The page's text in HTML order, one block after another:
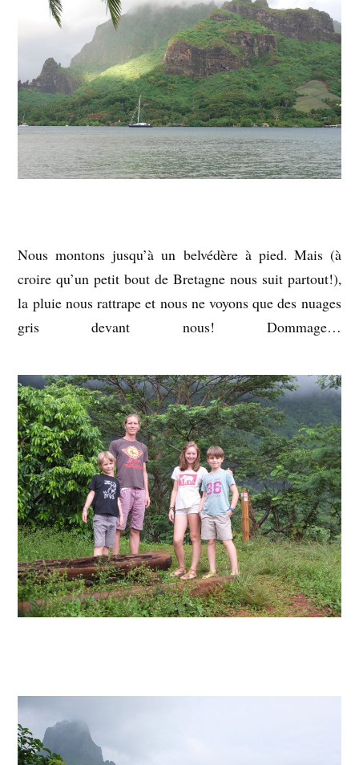
Nous montons jusqu’à un belvédère à pied. Mais (à
croire qu’un petit bout de Bretagne nous suit partout!),
la pluie nous rattrape et nous ne voyons que des nuages
gris devant nous! Dommage…